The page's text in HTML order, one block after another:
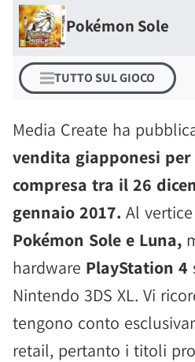
Pokémon Sole
TUTTO SUL GIOCO
Media Create ha
vendita giapponesi
compresa tra il 26
gennaio 2017. Al
Pokémon Sole e Luna,
hardware PlayStation 4
Nintendo 3DS XL. Vi
tengono conto
retail, pertanto i titoli